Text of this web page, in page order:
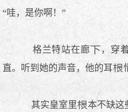
“哇，是你啊！”
格兰特站在廊
，穿
直。听到她的声音，他的耳
其实皇室里
本不缺这